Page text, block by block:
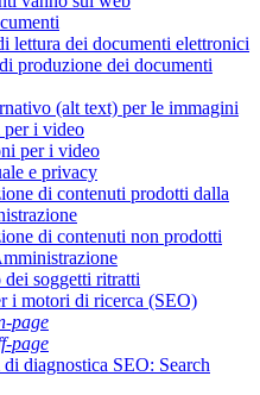
lettura dei documenti elettronici
produzione dei documenti
(alt text) per le immagini
i video
per i video
e privacy
di contenuti prodotti dalla
di contenuti non prodotti
dei soggetti ritratti
i motori di ricerca (SEO)
page
page
diagnostica SEO: Search